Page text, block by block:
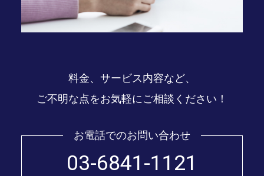
料金、サービス内容など、
ご不明な点をお気軽にご相談ください！
お電話でのお問い合わせ
03-6841-1121